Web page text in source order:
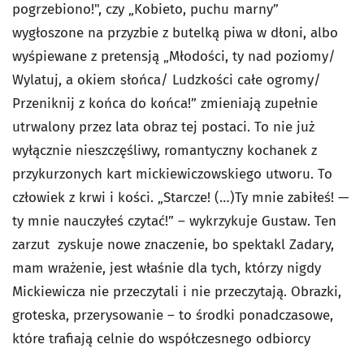
pogrzebiono!", czy „Kobieto, puchu marny”
wygłoszone na przyzbie z butelką piwa w dłoni, albo
wyśpiewane z pretensją „Młodości, ty nad poziomy/
Wylatuj, a okiem słońca/ Ludzkości całe ogromy/
Przeniknij z końca do końca!” zmieniają zupełnie
utrwalony przez lata obraz tej postaci. To nie już
wyłącznie nieszczęśliwy, romantyczny kochanek z
przykurzonych kart mickiewiczowskiego utworu. To
człowiek z krwi i kości. „Starcze! (…)Ty mnie zabiłeś! —
ty mnie nauczyłeś czytać!” – wykrzykuje Gustaw. Ten
zarzut zyskuje nowe znaczenie, bo spektakl Zadary,
mam wrażenie, jest właśnie dla tych, którzy nigdy
Mickiewicza nie przeczytali i nie przeczytają. Obrazki,
groteska, przerysowanie – to środki ponadczasowe,
które trafiają celnie do współczesnego odbiorcy